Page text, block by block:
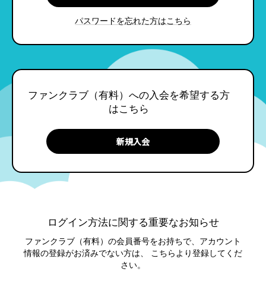
パスワードを忘れた方はこちら
ファンクラブ（有料）への入会を希望する方
はこちら
ログイン方法に関する重要なお知らせ
ファンクラブ（有料）の会員番号をお持ちで、アカウント
情報の登録がお済みでない方は、 こちらより登録してくだ
さい。